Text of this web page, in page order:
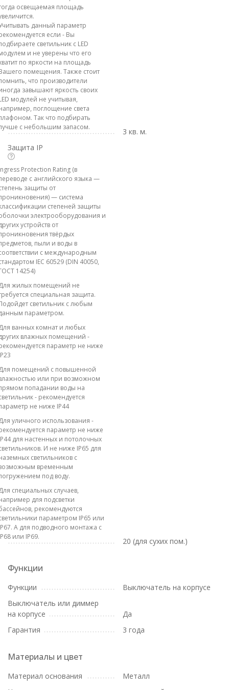
освещаемая площадь
данный параметр
если - Вы
светильник с LED
и не уверены что его
по яркости на площадь
помещения. Также стоит
что производители
завышают яркость своих
модулей не учитывая,
поглощение света
Так что подбирать
с небольшим запасом.
3 кв. м.
Защита IP
Protection Rating (в
с английского языка —
защиты от
— система
степеней защиты
электрооборудования и
устройств от
твёрдых
пыли и воды в
с международным
IEC 60529 (DIN 40050,
14254)
жилых помещений не
специальная защита.
светильник с любым
параметром.
ванных комнат и любых
влажных помещений -
параметр не ниже
помещений с повышенной
или при возможном
попадании воды на
- рекомендуется
не ниже IP44
уличного использования -
параметр не ниже
для настенных и потолочных
И не ниже IP65 для
светильников с
временным
под воду.
специальных случаев,
для подсветки
рекомендуются
параметром IP65 или
А для подводного монтажа с
или IP69.
20 (для сухих пом.)
Функции
Функции
Выключатель на корпусе
Выключатель или диммер
на корпусе
Да
Гарантия
3 года
Материалы и цвет
Материал основания
Металл